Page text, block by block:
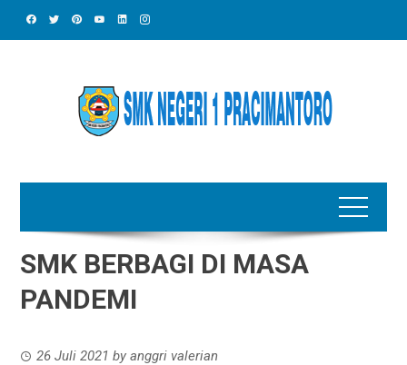
SMK BERBAGI DI MASA
PANDEMI
26 Juli 2021 byanggri valerian